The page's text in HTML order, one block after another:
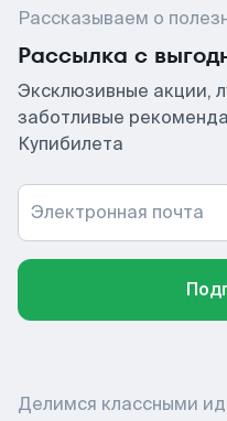
Рассказываем о
Рассылка с
Эксклюзивные акции,
заботливые
Купибилета
Электронная почта
Делимся классными